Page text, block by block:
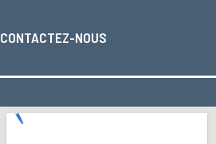
CONTACTEZ-NOUS